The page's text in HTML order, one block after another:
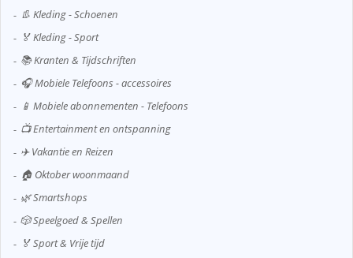
👢 Kleding - Schoenen
🏅 Kleding - Sport
📚 Kranten & Tijdschriften
🎧 Mobiele Telefoons - accessoires
📱 Mobiele abonnementen - Telefoons
📺 Entertainment en ontspanning
✈️ Vakantie en Reizen
🏠 Oktober woonmaand
🌿 Smartshops
🎲 Speelgoed & Spellen
🏅 Sport & Vrije tijd